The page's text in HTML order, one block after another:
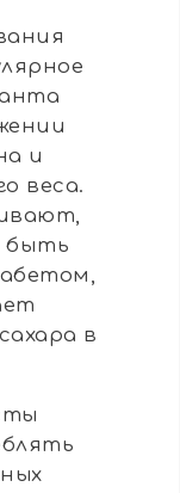
и
веса.
быть
в